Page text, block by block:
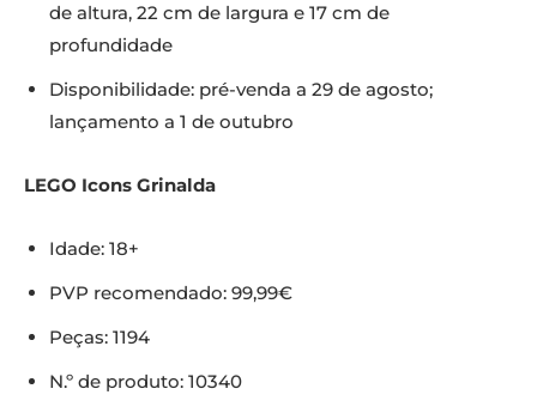
de altura, 22 cm de largura e 17 cm de
profundidade
Disponibilidade: pré-venda a 29 de agosto;
lançamento a 1 de outubro
LEGO Icons Grinalda
Idade: 18+
PVP recomendado: 99,99€
Peças: 1194
N.º de produto: 10340